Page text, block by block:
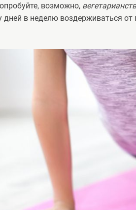
возможно,
в неделю воздерживаться